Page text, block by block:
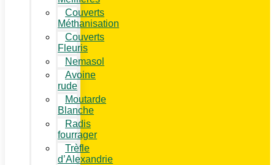
Couverts
Méthanisation
Couverts
Fleuris
Nemasol
Avoine
rude
Moutarde
Blanche
Radis
fourrager
Trèfle
d’Alexandrie